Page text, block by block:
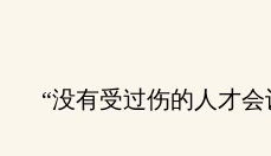
“没有受过伤的人才会